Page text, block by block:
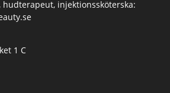
hudterapeut, injektionssköterska:
1 C